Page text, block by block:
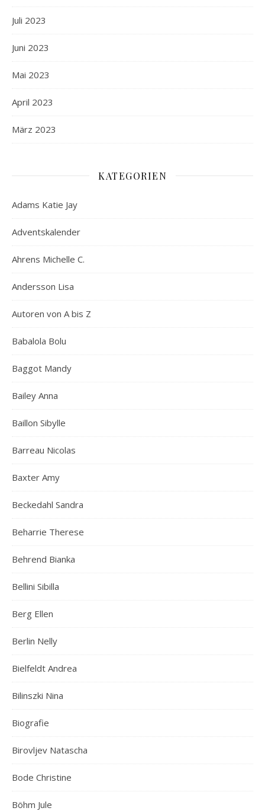
Juli 2023
Juni 2023
Mai 2023
April 2023
März 2023
KATEGORIEN
Adams Katie Jay
Adventskalender
Ahrens Michelle C.
Andersson Lisa
Autoren von A bis Z
Babalola Bolu
Baggot Mandy
Bailey Anna
Baillon Sibylle
Barreau Nicolas
Baxter Amy
Beckedahl Sandra
Beharrie Therese
Behrend Bianka
Bellini Sibilla
Berg Ellen
Berlin Nelly
Bielfeldt Andrea
Bilinszki Nina
Biografie
Birovljev Natascha
Bode Christine
Böhm Jule